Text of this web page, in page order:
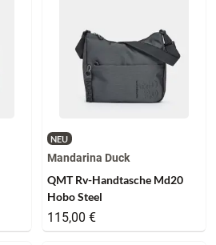
NEU
Mandarina Duck
QMT Rv-Handtasche Md20
Hobo Steel
115,00 €